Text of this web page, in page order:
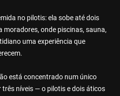
no pilotis: ela sobe até dois
moradores, onde piscinas, sauna,
uma experiência que
está concentrado num único
três níveis — o pilotis e dois áticos